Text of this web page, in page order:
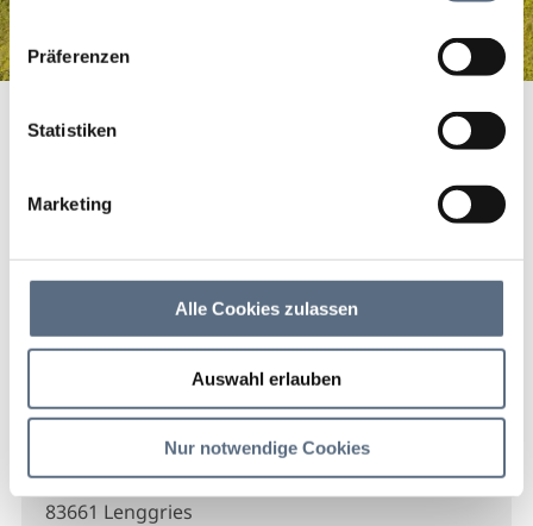
sie im Rahmen Ihrer Nutzung der Dienste gesammelt
Präferenzen
Statistiken
Marketing
Alle Cookies zulassen
Auswahl erlauben
Nur notwendige Cookies
Lagertechnik GmbH
Kontakt
Meatech Förder- und Lagertechnik GmbH
Sylvensteinstr. 60
83661 Lenggries